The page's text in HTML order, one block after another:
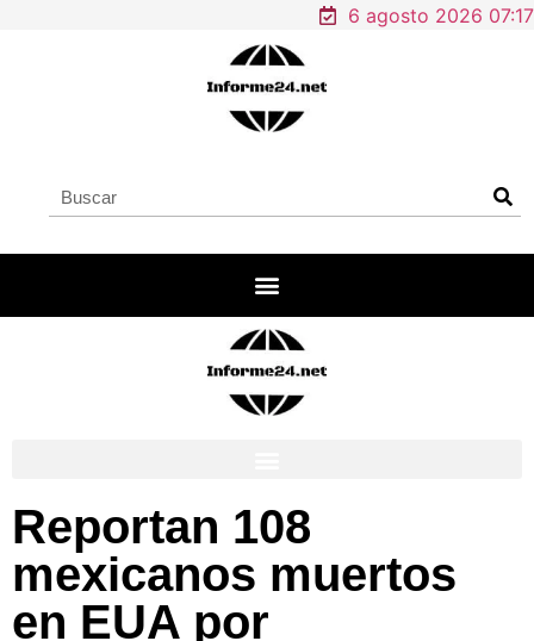
6 agosto 2026 07:17
Reportan 108
mexicanos muertos
en EUA por